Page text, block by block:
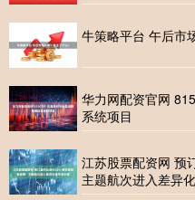
牛策略平台 午后市
华力网配资官网
系统项目
江苏股票配资网 预
主题航次进入差异